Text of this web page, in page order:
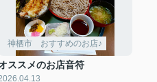
神栖市 おすすめのお店♪
ススメのお店音符